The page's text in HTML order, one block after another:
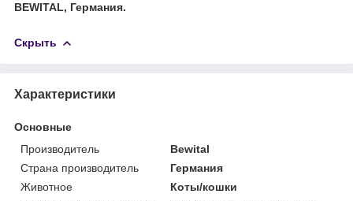
BEWITAL, Германия.
Скрыть
Характеристики
Основные
Производитель
Bewital
Страна производитель
Германия
Животное
Коты/кошки